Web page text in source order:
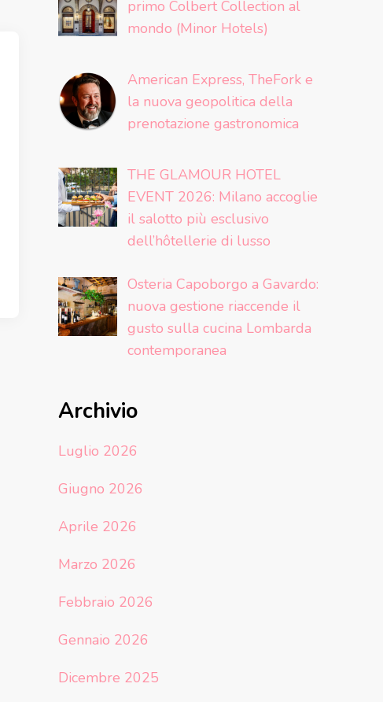
primo Colbert Collection al
mondo (Minor Hotels)
American Express, TheFork e
la nuova geopolitica della
prenotazione gastronomica
THE GLAMOUR HOTEL
EVENT 2026: Milano accoglie
il salotto più esclusivo
dell’hôtellerie di lusso
Osteria Capoborgo a Gavardo:
nuova gestione riaccende il
gusto sulla cucina Lombarda
contemporanea
Archivio
Luglio 2026
Giugno 2026
Aprile 2026
Marzo 2026
Febbraio 2026
Gennaio 2026
Dicembre 2025